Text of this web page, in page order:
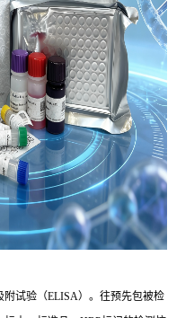
试验（ELISA）。往预先包被检